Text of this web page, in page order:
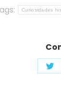
Curiosidades